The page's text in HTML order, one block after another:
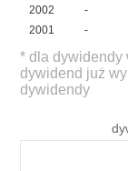
2002
-
2001
-
* dla dywidendy
dywidend już
dywidendy